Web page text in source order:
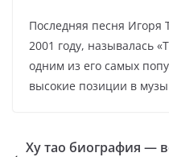
Последняя песня
2001 году, называлась
одним из его самых
высокие позиции в
Ху тао биография —